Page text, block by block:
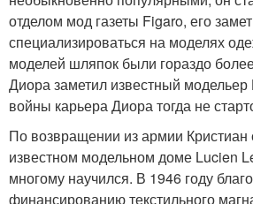
отделом мод газеты Figaro, его
специализироваться на моделях
моделей шляпок были гораздо
Диора заметил известный модельер
войны карьера Диора тогда не
По возвращении из армии Кристиан
известном модельном доме Lucien
многому научился. В 1946 году
финансированию текстильного